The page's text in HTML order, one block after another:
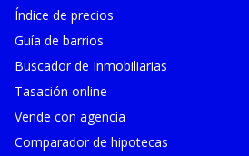
Índice de precios
Guía de barrios
Buscador de Inmobiliarias
Tasación online
Vende con agencia
Comparador de hipotecas